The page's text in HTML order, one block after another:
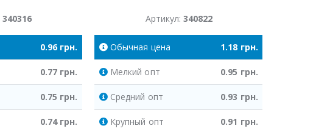
340316
0.96грн.
0.77грн.
0.75 грн.
0.74грн.
Артикул: 340822
Обычная цена 1.18 грн.
Мелкий опт 0.95 грн.
Средний опт 0.93 грн.
Крупный опт 0.91 грн.